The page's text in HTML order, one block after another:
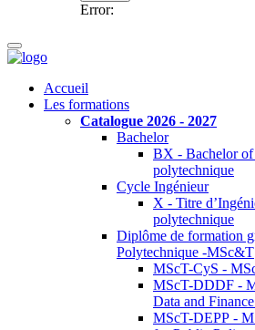
Error:
Accueil
Les formations
Catalogue 2026 - 2027
Bachelor
BX - Bachelor of
polytechnique
Cycle Ingénieur
X - Titre
polytechnique
Diplôme de formation
Polytechnique -MSc&T
MScT-CyS -
MScT-DDDF -
Data and
MScT-DEPP -